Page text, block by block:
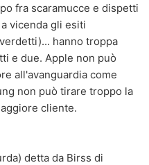
fra scaramucce e dispetti
vicenda gli esiti
hanno troppa
e due. Apple non può
all'avanguardia come
non può tirare troppo la
cliente.
detta da Birss di